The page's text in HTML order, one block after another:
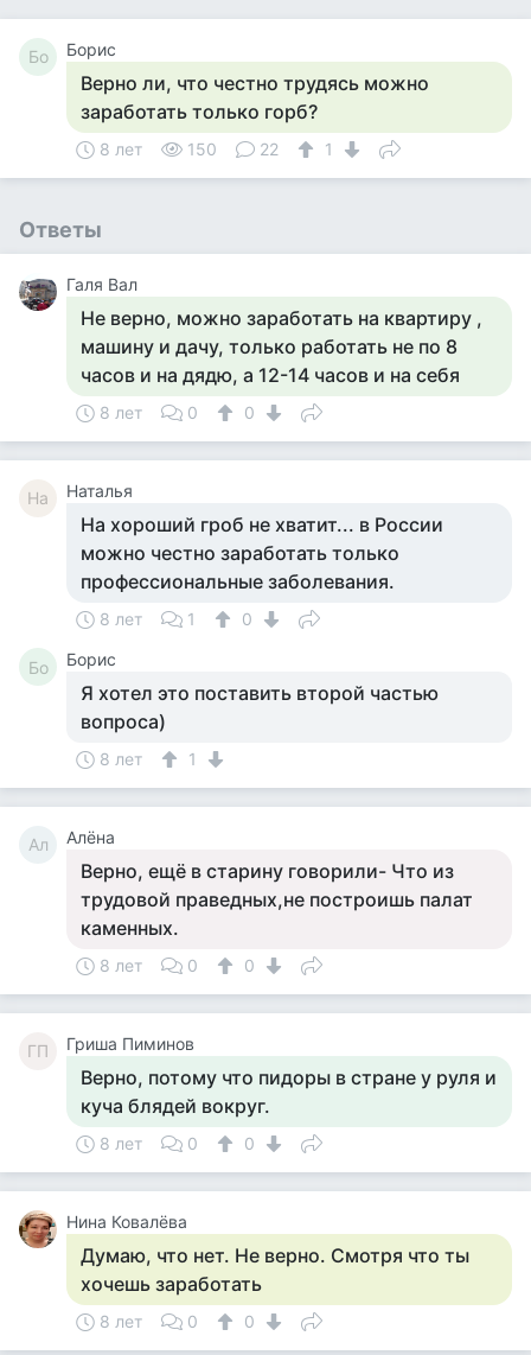
Бо Борис
Верно ли, что честно трудясь можно
заработать только горб?
8 лет 150 22 1
Ответы
Галя Вал
Не верно, можно заработать на квартиру ,
машину и дачу, только работать не по 8
часов и на дядю, а 12-14 часов и на себя
8 лет 0 0
На Наталья
На хороший гроб не хватит... в России
можно честно заработать только
профессиональные заболевания.
8 лет 1 0
Бо Борис
Я хотел это поставить второй частью
вопроса)
8 лет 1
Ал Алёна
Верно, ещё в старину говорили- Что из
трудовой праведных,не построишь палат
каменных.
8 лет 0 0
ГП Гриша Пиминов
Верно, потому что пидоры в стране у руля и
куча блядей вокруг.
8 лет 0 0
Нина Ковалёва
Думаю, что нет. Не верно. Смотря что ты
хочешь заработать
8 лет 0 0